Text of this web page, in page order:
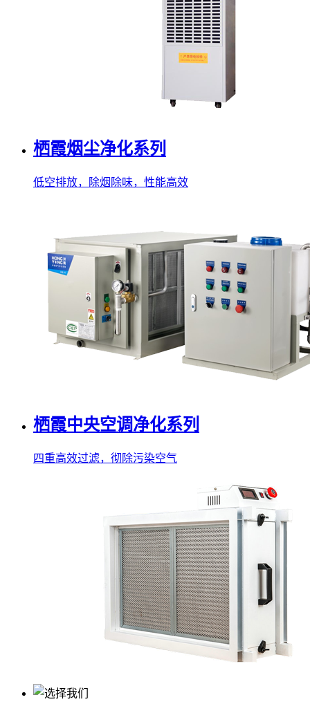
栖霞烟尘净化系列
低空排放，除烟除味，性能高效
栖霞中央空调净化系列
四重高效过滤，彻除污染空气